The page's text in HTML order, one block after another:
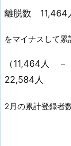
離脱数
をマイナスして累
（11,464人
22,584人
2月の累計登録者数